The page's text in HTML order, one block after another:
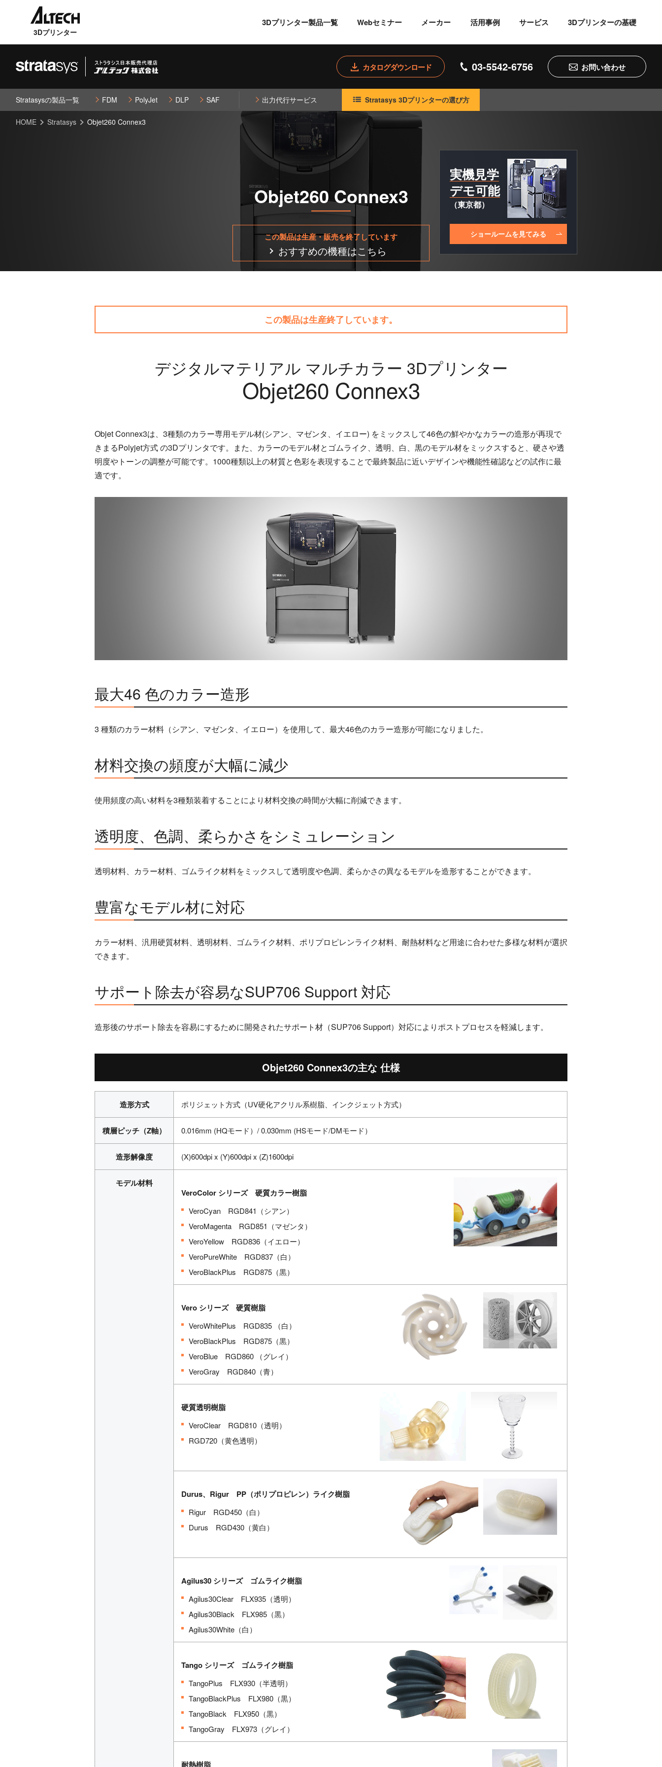
3Dプリンター
3Dプリンター製品一覧 Webセミナー メーカー 活用事例 サービス 3Dプリンターの基礎
カタログダウンロード 03-5542-6756 お問い合わせ
Stratasysの製品一覧 FDM PolyJet DLP SAF 出力代行サービス Stratasys 3Dプリンターの選び方
HOME Stratasys Objet260 Connex3
Objet260 Connex3
実機見学
デモ可能
（東京都）
ショールームを見てみる
この製品は生産・販売を終了しています
おすすめの機種はこちら
この製品は生産終了しています。
デジタルマテリアル マルチカラー 3Dプリンター
Objet260 Connex3
Objet Connex3は、3種類のカラー専用モデル材(シアン、マゼンタ、イエロー) をミックスして46色の鮮やかなカラーの造形が再現で
きまるPolyjet方式 の3Dプリンタです。また、カラーのモデル材とゴムライク、透明、白、黒のモデル材をミックスすると、硬さや透
明度やトーンの調整が可能です。1000種類以上の材質と色彩を表現することで最終製品に近いデザインや機能性確認などの試作に最
適です。
最大46 色のカラー造形
3 種類のカラー材料（シアン、マゼンタ、イエロー）を使用して、最大46色のカラー造形が可能になりました。
材料交換の頻度が大幅に減少
使用頻度の高い材料を3種類装着することにより材料交換の時間が大幅に削減できます。
透明度、色調、柔らかさをシミュレーション
透明材料、カラー材料、ゴムライク材料をミックスして透明度や色調、柔らかさの異なるモデルを造形することができます。
豊富なモデル材に対応
カラー材料、汎用硬質材料、透明材料、ゴムライク材料、ポリプロピレンライク材料、耐熱材料など用途に合わせた多様な材料が選択
できます。
サポート除去が容易なSUP706 Support 対応
造形後のサポート除去を容易にするために開発されたサポート材（SUP706 Support）対応によりポストプロセスを軽減します。
Objet260 Connex3の主な 仕様
造形方式 ポリジェット方式（UV硬化アクリル系樹脂、インクジェット方式）
積層ピッチ（Z軸） 0.016mm (HQモード）/ 0.030mm (HSモード/DMモード）
造形解像度 (X)600dpi x (Y)600dpi x (Z)1600dpi
モデル材料
VeroColor シリーズ 硬質カラー樹脂
VeroCyan RGD841（シアン）
VeroMagenta RGD851（マゼンタ）
VeroYellow RGD836（イエロー）
VeroPureWhite RGD837（白）
VeroBlackPlus RGD875（黒）
Vero シリーズ 硬質樹脂
VeroWhitePlus RGD835 （白）
VeroBlackPlus RGD875（黒）
VeroBlue RGD860 （グレイ）
VeroGray RGD840（青）
硬質透明樹脂
VeroClear RGD810（透明）
RGD720（黄色透明）
Durus、Rigur PP（ポリプロピレン）ライク樹脂
Rigur RGD450（白）
Durus RGD430（黄白）
Agilus30 シリーズ ゴムライク樹脂
Agilus30Clear FLX935（透明）
Agilus30Black FLX985（黒）
Agilus30White（白）
Tango シリーズ ゴムライク樹脂
TangoPlus FLX930（半透明）
TangoBlackPlus FLX980（黒）
TangoBlack FLX950（黒）
TangoGray FLX973（グレイ）
耐熱樹脂